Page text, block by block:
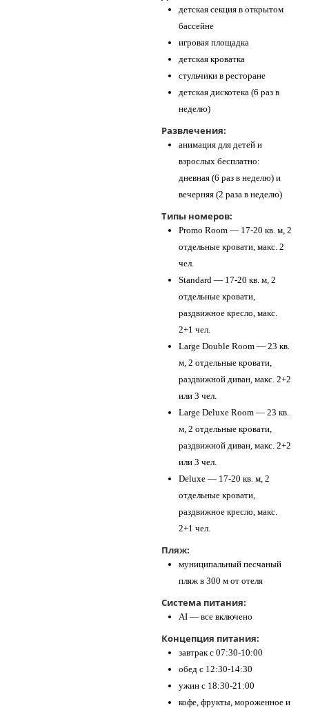
детская секция в открытом
бассейне
игровая площадка
детская кроватка
стульчики в ресторане
детская дискотека (6 раз в
неделю)
Развлечения:
анимация для детей и
взрослых бесплатно:
дневная (6 раз в неделю) и
вечерняя (2 раза в неделю)
Типы номеров:
Promo Room — 17-20 кв. м, 2
отдельные кровати, макс. 2
чел.
Standard — 17-20 кв. м, 2
отдельные кровати,
раздвижное кресло, макс.
2+1 чел.
Large Double Room — 23 кв.
м, 2 отдельные кровати,
раздвижной диван, макс. 2+2
или 3 чел.
Large Deluxe Room — 23 кв.
м, 2 отдельные кровати,
раздвижной диван, макс. 2+2
или 3 чел.
Deluxe — 17-20 кв. м, 2
отдельные кровати,
раздвижное кресло, макс.
2+1 чел.
Пляж:
муниципальный песчаный
пляж в 300 м от отеля
Система питания:
AI — все включено
Концепция питания:
завтрак с 07:30-10:00
обед с 12:30-14:30
ужин с 18:30-21:00
кофе, фрукты, мороженное и